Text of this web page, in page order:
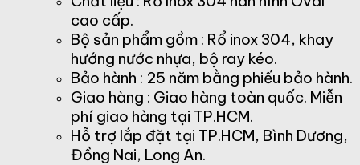
cao cấp.
Bộ sản phẩm gồm : Rổ inox 304, khay
hướng nước nhựa, bộ ray kéo.
Bảo hành : 25 năm bằng phiếu bảo hành.
Giao hàng : Giao hàng toàn quốc. Miễn
phí giao hàng tại TP.HCM.
Hỗ trợ lắp đặt tại TP.HCM, Bình Dương,
Đồng Nai, Long An.